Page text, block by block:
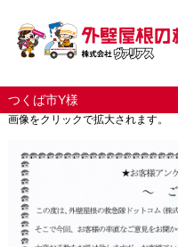
つくば市Y様
画像をクリックで拡大されます。